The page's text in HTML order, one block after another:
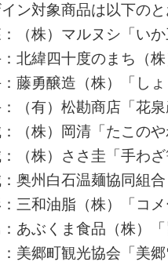
ン対象商品は以下のと
（株）マルヌシ「いか
北緯四十度のまち（株
藤勇醸造（株）「しょ
（有）松勘商店「花泉
（株）岡清「たこのや
（株）ささ圭「手わざ
奥州白石温麺協同組
三和油脂（株）「コメ
あぶくま食品（株）「
美郷町観光協会「美